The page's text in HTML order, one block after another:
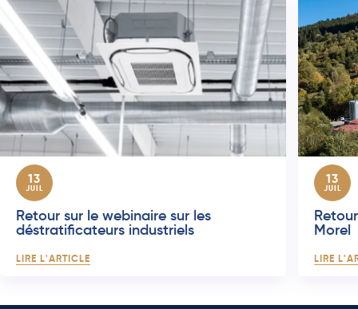
13
JUIL
Retour sur le webinaire sur les
déstratificateurs industriels
LIRE L'ARTICLE
13
JUIL
Morel
LIRE